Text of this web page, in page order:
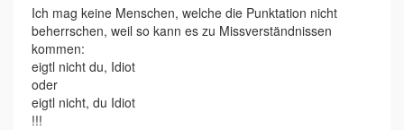
Ich mag keine Menschen, welche die Punktation nicht
beherrschen, weil so kann es zu Missverständnissen
kommen:
eigtl nicht du, Idiot
oder
eigtl nicht, du Idiot
!!!